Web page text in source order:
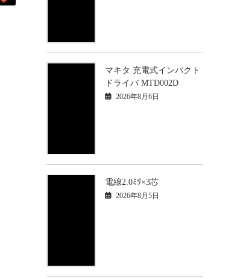
マキタ 充電式インパクト
ドライバ MTD002D
2026年8月6日
電線2.0ﾐﾘ×3芯
2026年8月5日